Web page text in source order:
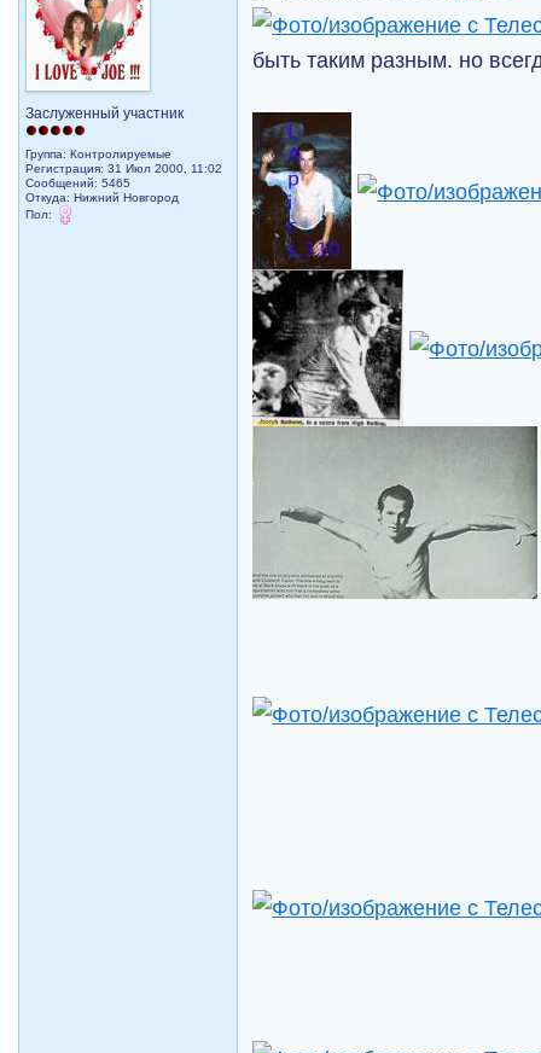
Заслуженный участник
Группа: Контролируемые
Регистрация: 31 Июл 2000, 11:02
Сообщений: 5465
Откуда: Нижний Новгород
Пол:
быть таким разным. но